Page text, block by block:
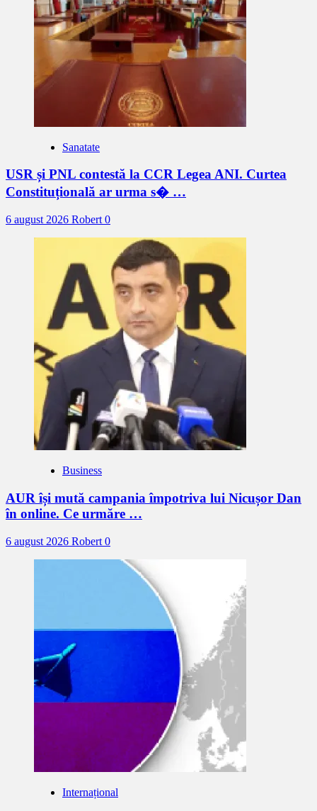
Sanatate
USR și PNL contestă la CCR Legea ANI. Curtea
Constituțională ar urma s� …
6 august 2026 Robert 0
Business
AUR își mută campania împotriva lui Nicușor Dan
în online. Ce urmăre …
6 august 2026 Robert 0
Internațional